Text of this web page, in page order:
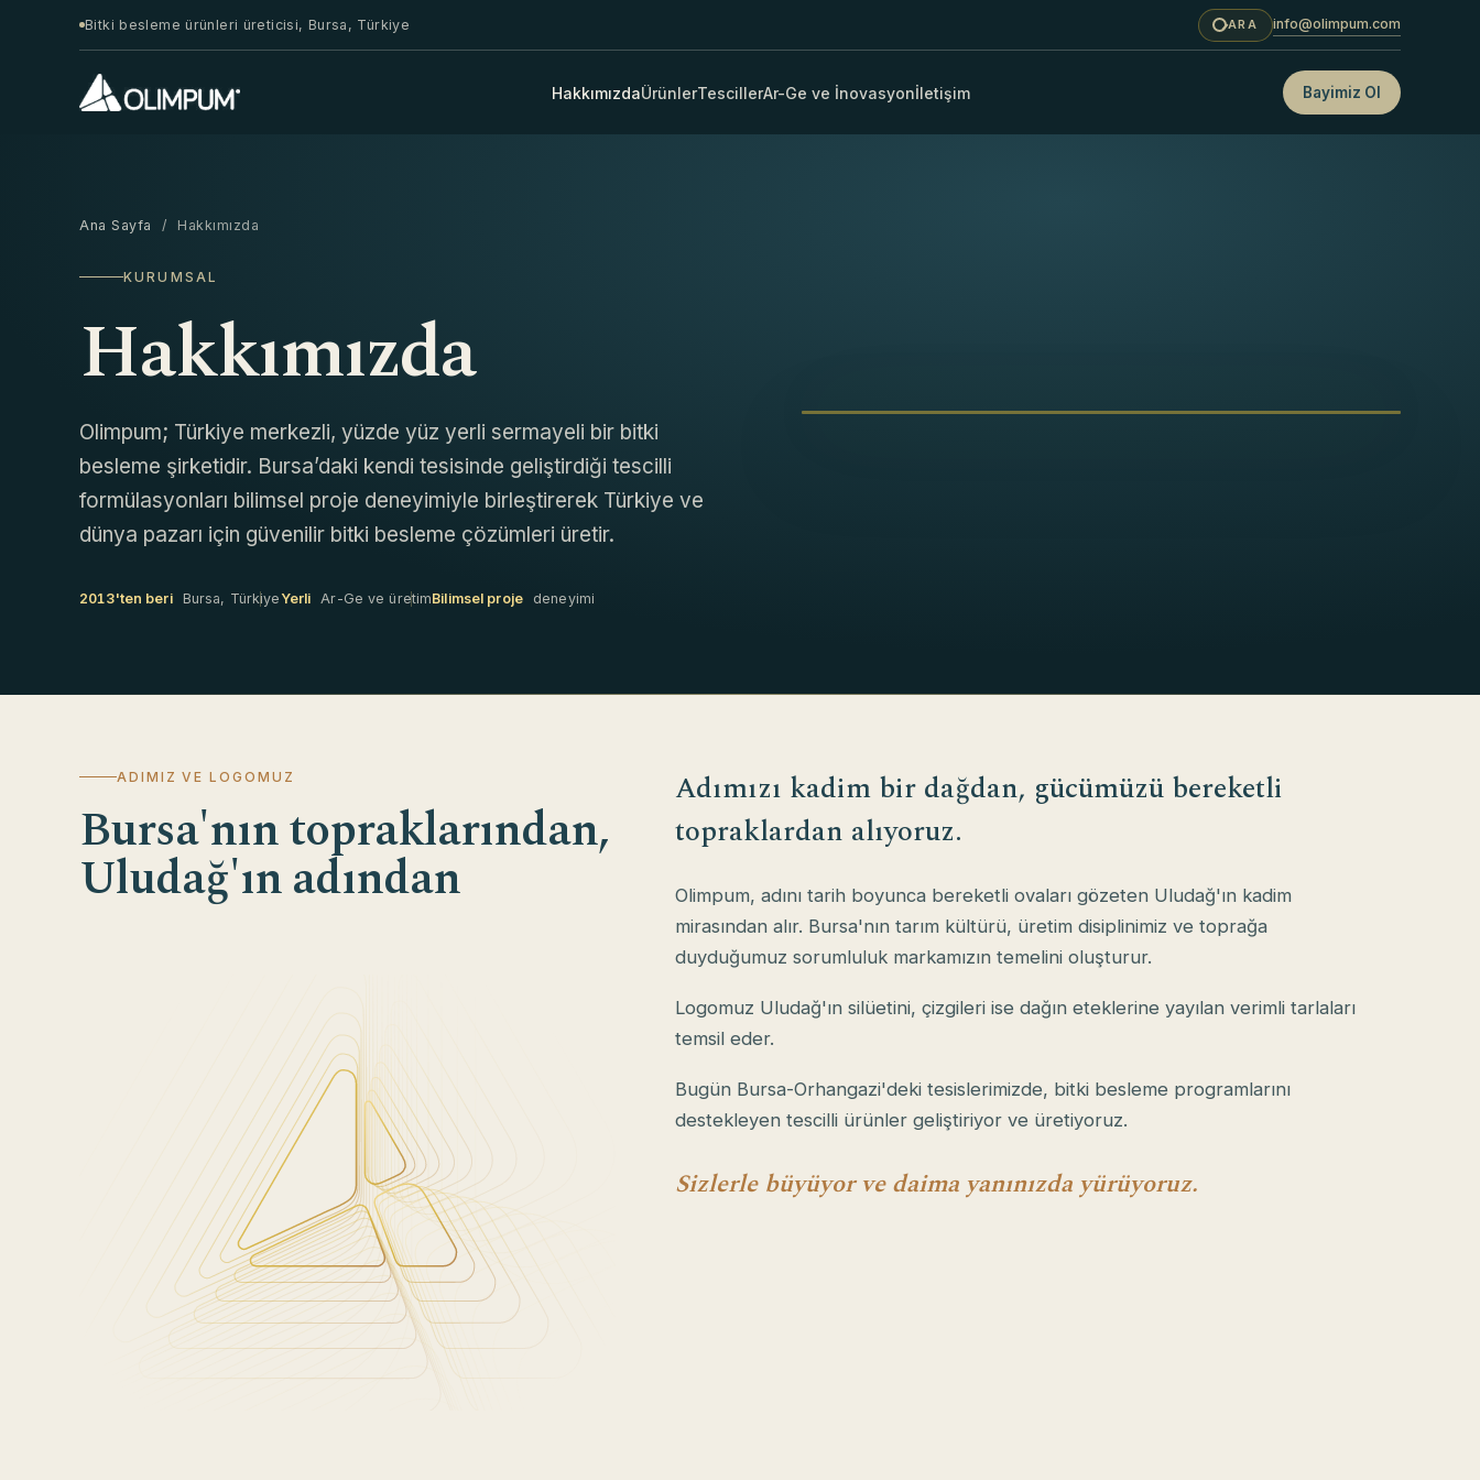
Bitki besleme ürünleri üreticisi, Bursa, Türkiye ARA info@olimpum.com
HakkımızdaÜrünlerTescillerAr-Ge ve İnovasyonİletişim Bayimiz Ol
Ana Sayfa / Hakkımızda
KURUMSAL
Hakkımızda
Olimpum; Türkiye merkezli, yüzde yüz yerli sermayeli bir bitki
besleme şirketidir. Bursa’daki kendi tesisinde geliştirdiği tescilli
formülasyonları bilimsel proje deneyimiyle birleştirerek Türkiye ve
dünya pazarı için güvenilir bitki besleme çözümleri üretir.
2013'ten beri Bursa, Türkiye Yerli Ar-Ge ve üretimBilimsel proje deneyimi
ADIMIZ VE LOGOMUZ
Bursa'nın topraklarından,
Uludağ'ın adından
Adımızı kadim bir dağdan, gücümüzü bereketli
topraklardan alıyoruz.
Olimpum, adını tarih boyunca bereketli ovaları gözeten Uludağ'ın kadim
mirasından alır. Bursa'nın tarım kültürü, üretim disiplinimiz ve toprağa
duyduğumuz sorumluluk markamızın temelini oluşturur.
Logomuz Uludağ'ın silüetini, çizgileri ise dağın eteklerine yayılan verimli tarlaları
temsil eder.
Bugün Bursa-Orhangazi'deki tesislerimizde, bitki besleme programlarını
destekleyen tescilli ürünler geliştiriyor ve üretiyoruz.
Sizlerle büyüyor ve daima yanınızda yürüyoruz.